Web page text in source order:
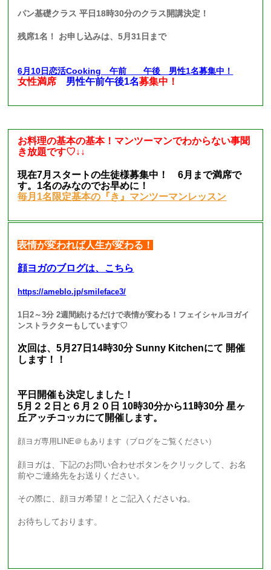
パン基礎クラス 平日18時30分のクラス開講決定！
残席1名！ お申し込みは、5月31日まで
6月10日恋活Cooking 午前 午後 男性1名募集中！
女性満席 男性午前午後1名募集中！
お料理の基本の基本！マンツーマンでわからない事聞
き放題です♡↓↓
現在7月スタートの生徒様募集中！ 6月まで満席で
す。1名のみなのでお早めに！
毎月1名限定基本の『き』マンツーマンレッスン
表情が変われば人生が変わる！
顔ヨガのブログは、こちら
https://ameblo.jp/smileface3/
1日2～3分 2週間続けるだけで表情が変わる！フェイシャルヨガイ
ンストラクターもしています♡
次回は、5月27日14時30分 Sunny Kitchenにて 開催
します！！
平日開催も決定しました！
5月２２日と６月２０日 10時30分から11時30分 星ヶ
丘アッチコッカにて開催します。
顔ヨガ専用LINE＠もあります（ブログをご覧ください）
顔ヨガは、下記のお問い合わせボタンをクリックして、お名
前やご連絡先をお送りください。
その際に、顔ヨガ希望！とご記入くださいね。
お待ちしております。